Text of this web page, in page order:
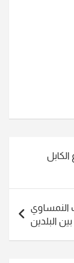
النمساوي
البلدين